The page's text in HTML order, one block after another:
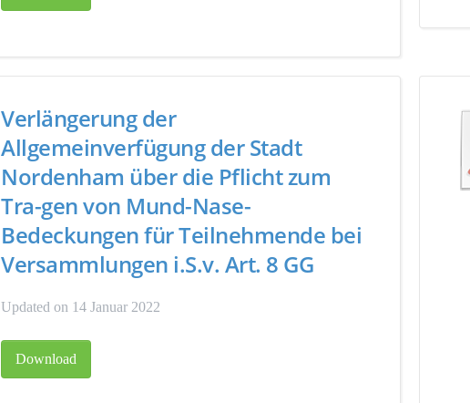
Verlängerung der
Allgemeinverfügung der Stadt
Nordenham über die Pflicht zum
Tra-gen von Mund-Nase-
Bedeckungen für Teilnehmende bei
Versammlungen i.S.v. Art. 8 GG
Updated on 14 Januar 2022
Download